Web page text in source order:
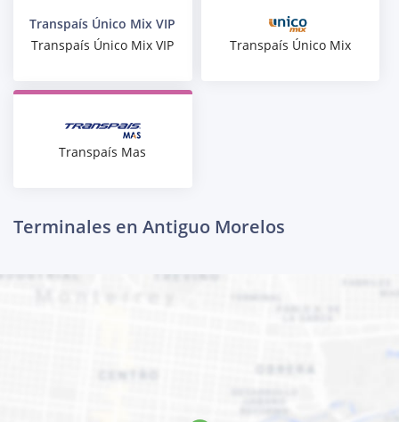
Transpaís Único Mix VIP
Transpaís Único Mix VIP
Transpaís Único Mix
Transpaís Mas
Terminales en Antiguo Morelos